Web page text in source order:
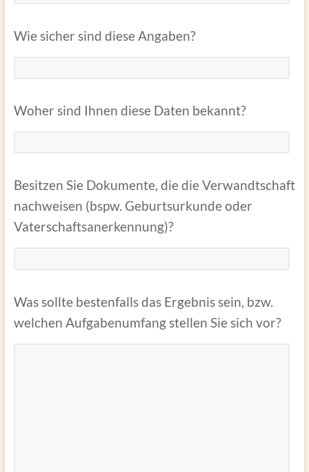
Wie sicher sind diese Angaben?
Woher sind Ihnen diese Daten bekannt?
Besitzen Sie Dokumente, die die Verwandtschaft
nachweisen (bspw. Geburtsurkunde oder
Vaterschaftsanerkennung)?
Was sollte bestenfalls das Ergebnis sein, bzw.
welchen Aufgabenumfang stellen Sie sich vor?